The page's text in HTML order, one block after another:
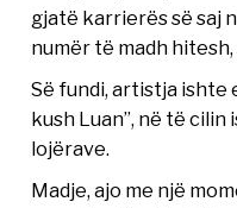
gjatë karrierës së saj
numër të madh
Së fundi, artistja ishte
kush Luan”, në të cilin
lojërave.
Madje, ajo me një